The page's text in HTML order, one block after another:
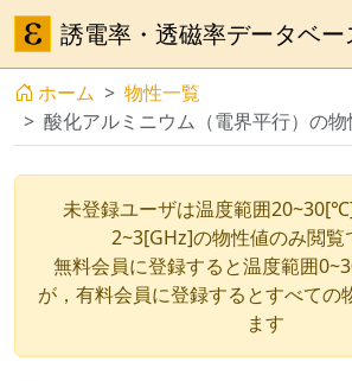
誘電率・透磁率データベー
ホーム
物性一覧
酸化アルミニウム（電界平行）の物
未登録ユーザは温度範囲
2~3[GHz]の物性値のみ閲覧
無料会員に登録すると温度範囲
が，有料会員に登録するとすべての
ます